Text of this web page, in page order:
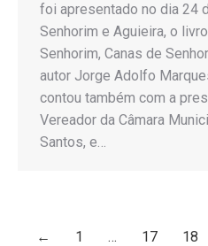
foi apresentado no dia 24
Senhorim e Aguieira, o
Senhorim, Canas de
autor Jorge Adolfo
contou também com a
Vereador da Câmara
Santos, e…
← 1 … 17 18